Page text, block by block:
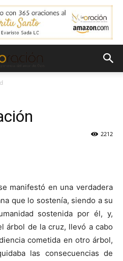
2212
manifestó en una verdadera
que lo sostenía, siendo a su
sostenida por él, y,
árbol de la cruz, llevó a cabo
cometida en otro árbol,
las consecuencias de